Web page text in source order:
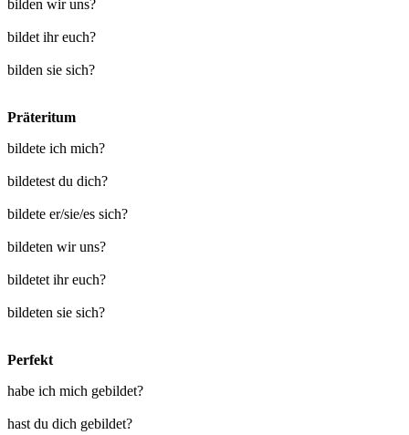
bilden wir uns?
bildet ihr euch?
bilden sie sich?
Präteritum
bildete ich mich?
bildetest du dich?
bildete er/sie/es sich?
bildeten wir uns?
bildetet ihr euch?
bildeten sie sich?
Perfekt
habe ich mich gebildet?
hast du dich gebildet?